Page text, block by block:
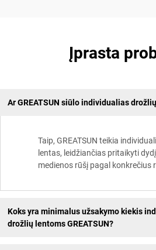
Įprasta
Ar GREATSUN siūlo individualias
Taip, GREATSUN teikia
lentas, leidžiančias pritaikyti
medienos rūšį pagal konkrečius
Koks yra minimalus užsakymo kiekis
drožlių lentoms GREATSUN?